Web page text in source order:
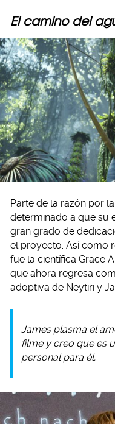
El camino del
Parte de la razón por
determinado a que su
gran grado de
el proyecto. Así como
fue la científica Grace
que ahora regresa
adoptiva de Neytiri y
James plasma el
filme y creo que es
personal para él.